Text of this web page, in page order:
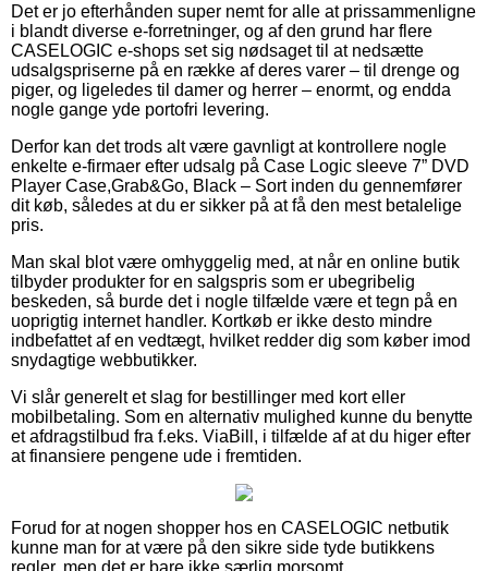
Det er jo efterhånden super nemt for alle at prissammenligne
i blandt diverse e-forretninger, og af den grund har flere
CASELOGIC e-shops set sig nødsaget til at nedsætte
udsalgspriserne på en række af deres varer – til drenge og
piger, og ligeledes til damer og herrer – enormt, og endda
nogle gange yde portofri levering.
Derfor kan det trods alt være gavnligt at kontrollere nogle
enkelte e-firmaer efter udsalg på Case Logic sleeve 7” DVD
Player Case,Grab&Go, Black – Sort inden du gennemfører
dit køb, således at du er sikker på at få den mest betalelige
pris.
Man skal blot være omhyggelig med, at når en online butik
tilbyder produkter for en salgspris som er ubegribelig
beskeden, så burde det i nogle tilfælde være et tegn på en
uoprigtig internet handler. Kortkøb er ikke desto mindre
indbefattet af en vedtægt, hvilket redder dig som køber imod
snydagtige webbutikker.
Vi slår generelt et slag for bestillinger med kort eller
mobilbetaling. Som en alternativ mulighed kunne du benytte
et afdragstilbud fra f.eks. ViaBill, i tilfælde af at du higer efter
at finansiere pengene ude i fremtiden.
Forud for at nogen shopper hos en CASELOGIC netbutik
kunne man for at være på den sikre side tyde butikkens
regler, men det er bare ikke særlig morsomt.